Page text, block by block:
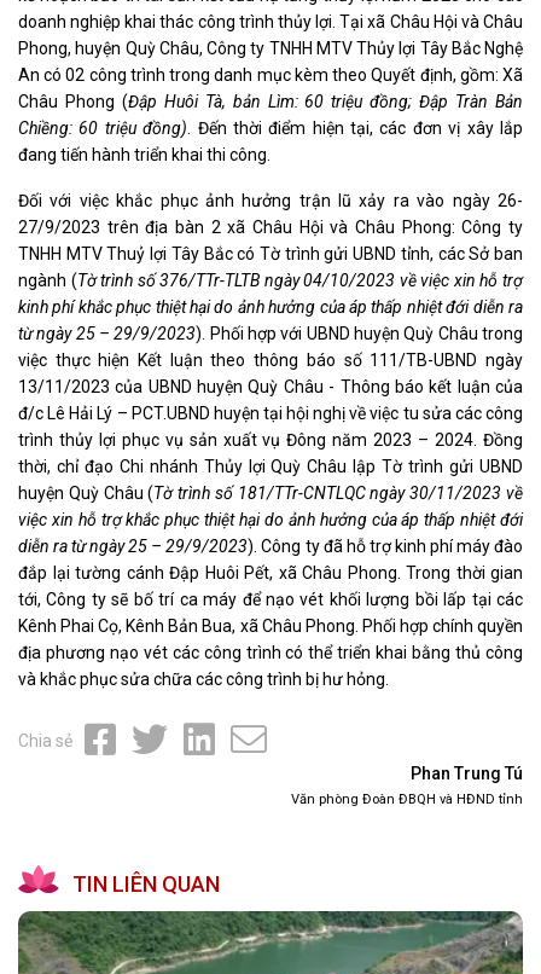
doanh nghiệp khai thác công trình thủy lợi. Tại xã Châu Hội và Châu
Phong, huyện Quỳ Châu, Công ty TNHH MTV Thủy lợi Tây Bắc Nghệ
An có 02 công trình trong danh mục kèm theo Quyết định, gồm: Xã
Châu Phong (Đập Huôi Tà, bản Lìm: 60 triệu đồng; Đập Tràn Bản
Chiềng: 60 triệu đồng) . Đến thời điểm hiện tại, các đơn vị xây lắp
đang tiến hành triển khai thi công.
Đối với việc khắc phục ảnh hưởng trận lũ xảy ra vào ngày 26-
27/9/2023 trên địa bàn 2 xã Châu Hội và Châu Phong: Công ty
TNHH MTV Thuỷ lợi Tây Bắc có Tờ trình gửi UBND tỉnh, các Sở ban
ngành (Tờ trình số 376/TTr-TLTB ngày 04/10/2023 về việc xin hỗ trợ
kinh phí khắc phục thiệt hại do ảnh hưởng của áp thấp nhiệt đới diễn ra
từ ngày 25 – 29/9/2023). Phối hợp với UBND huyện Quỳ Châu trong
việc thực hiện Kết luận theo thông báo số 111/TB-UBND ngày
13/11/2023 của UBND huyện Quỳ Châu - Thông báo kết luận của
đ/c Lê Hải Lý – PCT.UBND huyện tại hội nghị về việc tu sửa các công
trình thủy lợi phục vụ sản xuất vụ Đông năm 2023 – 2024. Đồng
thời, chỉ đạo Chi nhánh Thủy lợi Quỳ Châu lập Tờ trình gửi UBND
huyện Quỳ Châu (Tờ trình số 181/TTr-CNTLQC ngày 30/11/2023 về
việc xin hỗ trợ khắc phục thiệt hại do ảnh hưởng của áp thấp nhiệt đới
diễn ra từ ngày 25 – 29/9/2023). Công ty đã hỗ trợ kinh phí máy đào
đắp lại tường cánh Đập Huôi Pết, xã Châu Phong. Trong thời gian
tới, Công ty sẽ bố trí ca máy để nạo vét khối lượng bồi lấp tại các
Kênh Phai Cọ, Kênh Bản Bua, xã Châu Phong. Phối hợp chính quyền
địa phương nạo vét các công trình có thể triển khai bằng thủ công
và khắc phục sửa chữa các công trình bị hư hỏng.
Chia sẻ
Phan Trung Tú
Văn phòng Đoàn ĐBQH và HĐND tỉnh
TIN LIÊN QUAN